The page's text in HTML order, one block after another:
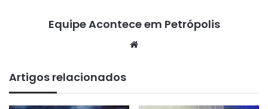
Equipe Acontece em Petrópolis
Artigos relacionados